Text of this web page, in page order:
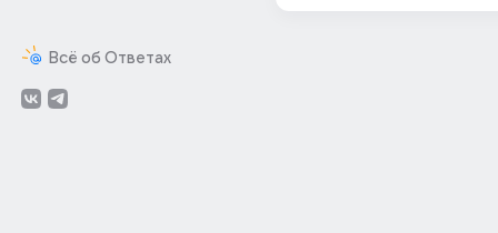
Всё об Ответах